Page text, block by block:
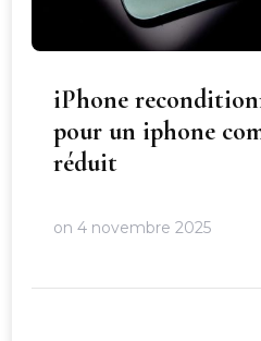
iPhone
pour un iphone
réduit
on 4 novembre 2025